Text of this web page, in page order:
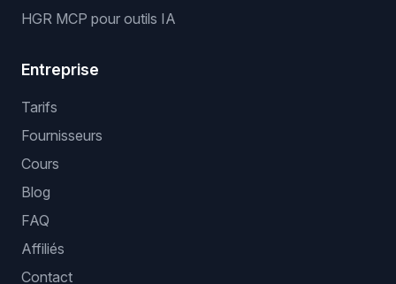
HGR MCP pour outils IA
Entreprise
Tarifs
Fournisseurs
Cours
Blog
FAQ
Affiliés
Contact